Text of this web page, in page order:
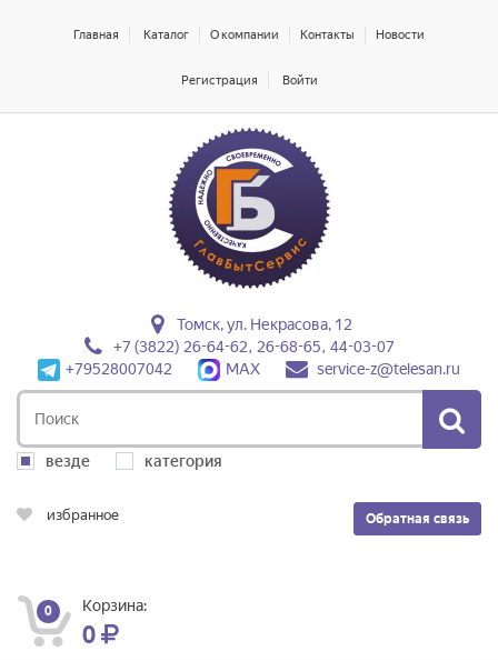
Главная Каталог О компании Контакты Новости
Регистрация Войти
Томск, ул. Некрасова, 12
+7 (3822) 26-64-62, 26-68-65, 44-03-07
+79528007042
MAX service-z@telesan.ru
везде категория
Обратная связь
избранное
0 Корзина:
0